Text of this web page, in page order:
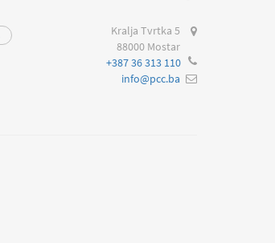
Kralja Tvrtka 5
88000 Mostar
+387 36 313 110
info@pcc.ba